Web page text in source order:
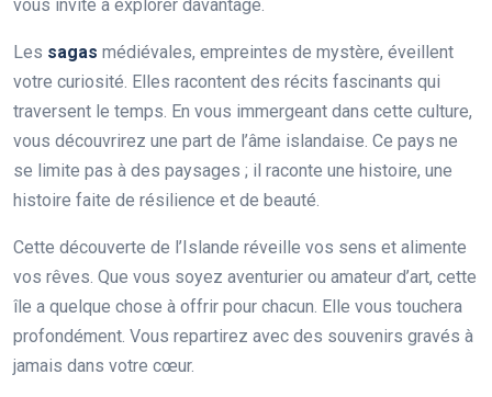
vous invite à explorer davantage.
Les sagas médiévales, empreintes de mystère, éveillent
votre curiosité. Elles racontent des récits fascinants qui
traversent le temps. En vous immergeant dans cette culture,
vous découvrirez une part de l’âme islandaise. Ce pays ne
se limite pas à des paysages ; il raconte une histoire, une
histoire faite de résilience et de beauté.
Cette découverte de l’Islande réveille vos sens et alimente
vos rêves. Que vous soyez aventurier ou amateur d’art, cette
île a quelque chose à offrir pour chacun. Elle vous touchera
profondément. Vous repartirez avec des souvenirs gravés à
jamais dans votre cœur.